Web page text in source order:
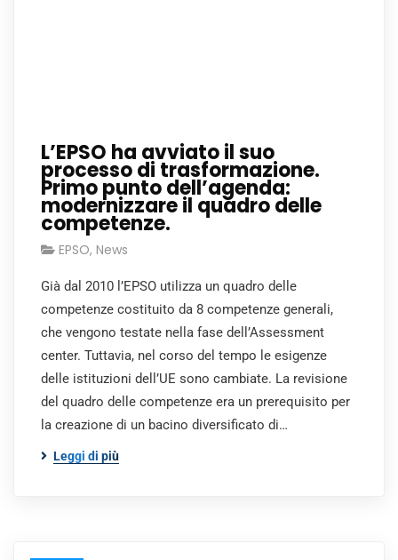
L’EPSO ha avviato il suo
processo di trasformazione.
Primo punto dell’agenda:
modernizzare il quadro delle
competenze.
EPSO, News
Già dal 2010 l’EPSO utilizza un quadro delle
competenze costituito da 8 competenze generali,
che vengono testate nella fase dell’Assessment
center. Tuttavia, nel corso del tempo le esigenze
delle istituzioni dell’UE sono cambiate. La revisione
del quadro delle competenze era un prerequisito per
la creazione di un bacino diversificato di…
Leggi di più